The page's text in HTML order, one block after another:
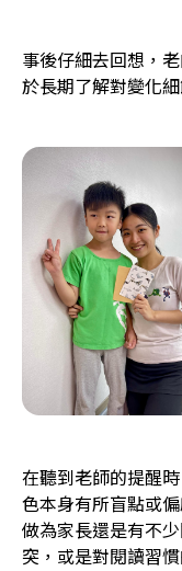
事後仔細去回想，
於長期了解對變化
在聽到老師的提醒
色本身有所盲點或
做為家長還是有不
突，或是對閱讀習慣